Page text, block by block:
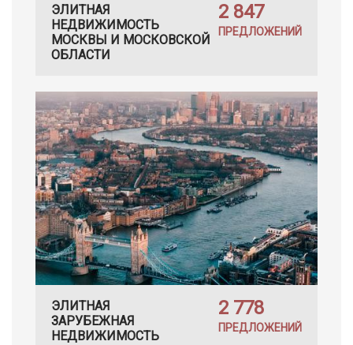
ЭЛИТНАЯ
НЕДВИЖИМОСТЬ
МОСКВЫ И МОСКОВСКОЙ
ОБЛАСТИ
2 847
ПРЕДЛОЖЕНИЙ
ЭЛИТНАЯ
ЗАРУБЕЖНАЯ
НЕДВИЖИМОСТЬ
2 778
ПРЕДЛОЖЕНИЙ